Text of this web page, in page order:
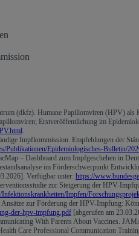
(dkfz). Humane Papillomviren (HPV)
Erstveröffentlichung im
.
Impfkommission. Empfehlungen der
Publikationen/Epidemiologisches-Bulletin/
– Dashboard zum Impfgeschehen in
im Förderschwerpunkt
Verfügbar unter: https://
zur Steigerung der HPV-
Impfen/
zur Förderung der HPV-Impfung:
der-hpv-impfung.pdf [abgerufen am
With Parents About Vaccines.
Care Professional Communication